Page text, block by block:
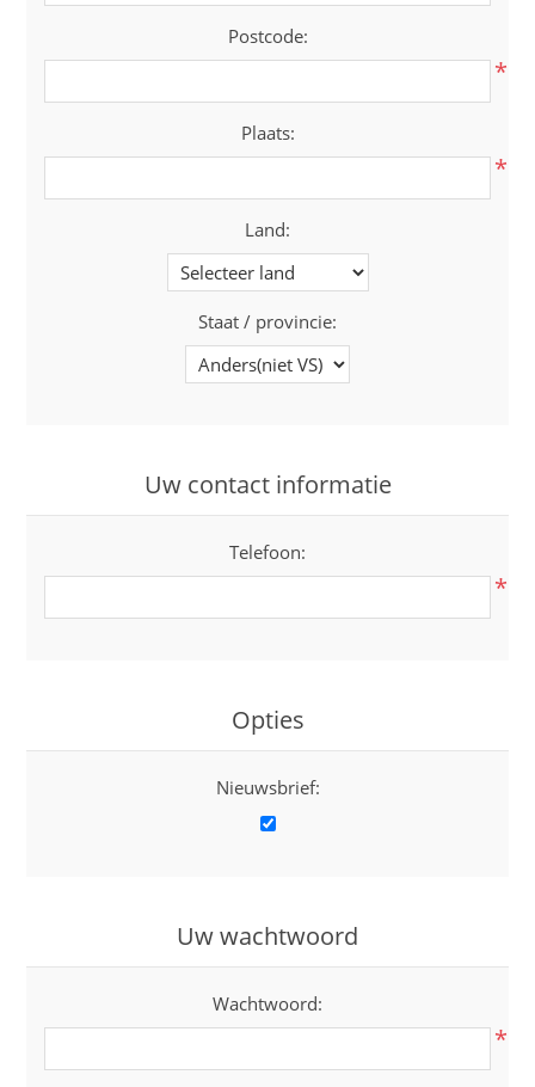
Postcode:
*
Plaats:
*
Land:
Staat / provincie:
Uw contact informatie
Telefoon:
*
Opties
Nieuwsbrief:
Uw wachtwoord
Wachtwoord:
*